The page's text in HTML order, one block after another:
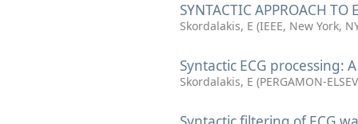
SYNTACTIC APPROACH TO
Skordalakis, E (IEEE, New York,
Syntactic ECG processing:
Skordalakis, E (PERGAMON-